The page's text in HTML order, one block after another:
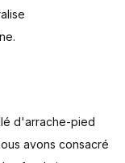
d'arrache-pied
avons consacré